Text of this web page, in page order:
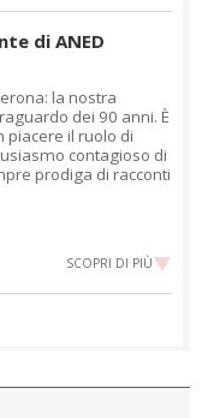
di ANED
la nostra
dei 90 anni. È
piacere il ruolo di
contagioso di
prodiga di racconti
SCOPRI DI PIÙ